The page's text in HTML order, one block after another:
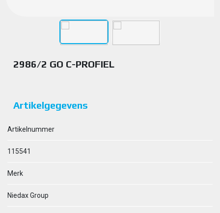
2986/2 GO C-PROFIEL
Artikelgegevens
Artikelnummer
115541
Merk
Niedax Group